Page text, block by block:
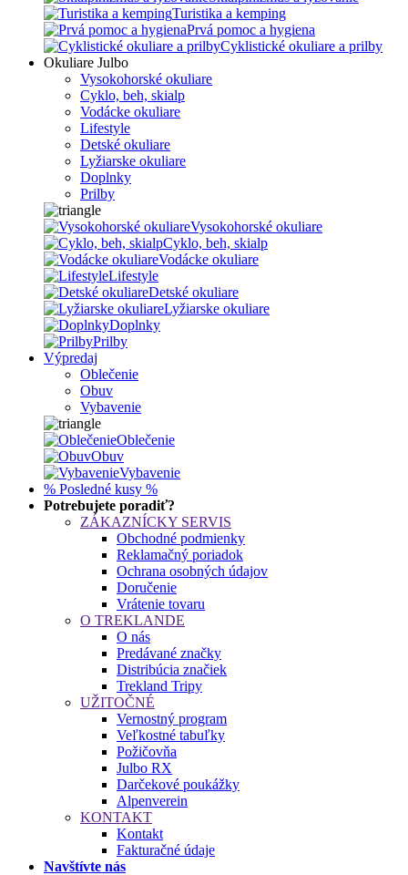
Turistika a kemping
Prvá pomoc a hygiena
Cyklistické okuliare a prilby
Okuliare Julbo
Vysokohorské okuliare
Cyklo, beh, skialp
Vodácke okuliare
Lifestyle
Detské okuliare
Lyžiarske okuliare
Doplnky
Prilby
Vysokohorské okuliare
Cyklo, beh, skialp
Vodácke okuliare
Lifestyle
Detské okuliare
Lyžiarske okuliare
Doplnky
Prilby
Výpredaj
Oblečenie
Obuv
Vybavenie
Oblečenie
Obuv
Vybavenie
% Posledné kusy %
Potrebujete poradiť?
ZÁKAZNÍCKY SERVIS
Obchodné podmienky
Reklamačný poriadok
Ochrana osobných údajov
Doručenie
Vrátenie tovaru
O TREKLANDE
O nás
Predávané značky
Distribúcia značiek
Trekland Tripy
UŽITOČNÉ
Vernostný program
Veľkostné tabuľky
Požičovňa
Julbo RX
Darčekové poukážky
Alpenverein
KONTAKT
Kontakt
Fakturačné údaje
Navštívte nás